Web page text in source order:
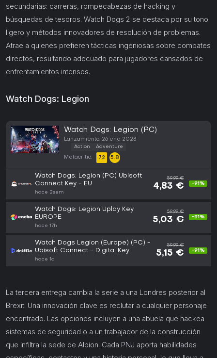
secundarias: carreras, rompecabezas de hacking y
búsquedas de tesoros. Watch Dogs 2 se destaca por su tono
ligero y métodos innovadores de resolución de problemas.
Atrae a quienes prefieren tácticas ingeniosas sobre combates
directos, resultando adecuado para jugadores cansados de
enfrentamientos intensos.
Watch Dogs: Legion
Watch Dogs: Legion (PC)
Lanzamiento: 26 ene 2023
Action Adventure
Metacritic: 72 5.8
Watch Dogs: Legion (PC) Ubisoft
Connect Key - EU
hace 2sem
59,99 €
4,83 € -91%
Watch Dogs: Legion Uplay Key
EUROPE
hace 17h
59,99 €
5,03 € -91%
Watch Dogs Legion (Europe) (PC) -
Ubisoft Connect - Digital Key
hace 1d
59,99 €
5,15 € -91%
La tercera entrega cambia la serie a una Londres posterior al
Brexit. Una innovación clave es reclutar a cualquier personaje
encontrado. Las opciones incluyen a una abuela que hackea
sistemas de seguridad o a un trabajador de la construcción
que infiltra la sede de Albion. Cada PNJ aporta habilidades